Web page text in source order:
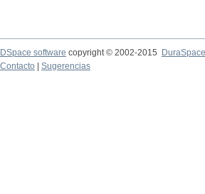
DSpace software copyright © 2002-2015
DuraSpace
Contacto
Sugerencias